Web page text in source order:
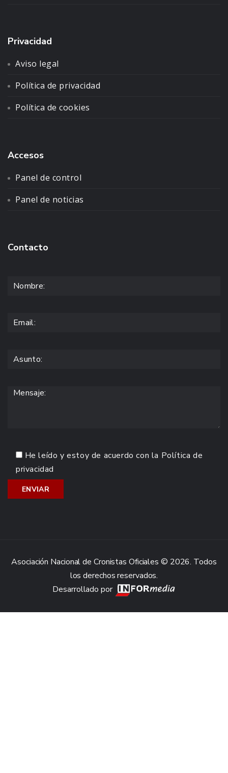
Privacidad
Aviso legal
Política de privacidad
Política de cookies
Accesos
Panel de control
Panel de noticias
Contacto
He leído y estoy de acuerdo con la Política de
privacidad
Asociación Nacional de Cronistas Oficiales © 2026. Todos
los derechos reservados.
Desarrollado por